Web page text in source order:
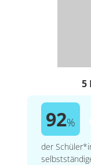
5
92%
der